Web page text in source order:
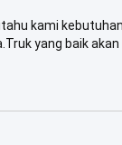
kami
yang baik